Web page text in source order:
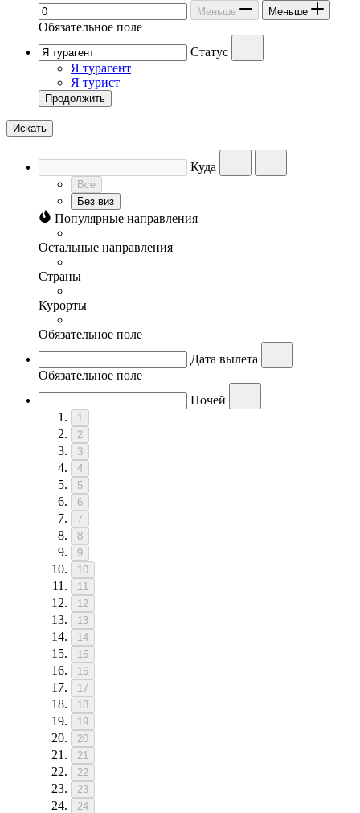
Меньше Меньше
Обязательное поле
Статус
Я турагент
Я турист
Продолжить
Искать
Куда
Все
Без виз
Популярные направления
Остальные направления
Страны
Курорты
Обязательное поле
Дата вылета
Обязательное поле
Ночей
1
2
3
4
5
6
7
8
9
10
11
12
13
14
15
16
17
18
19
20
21
22
23
24